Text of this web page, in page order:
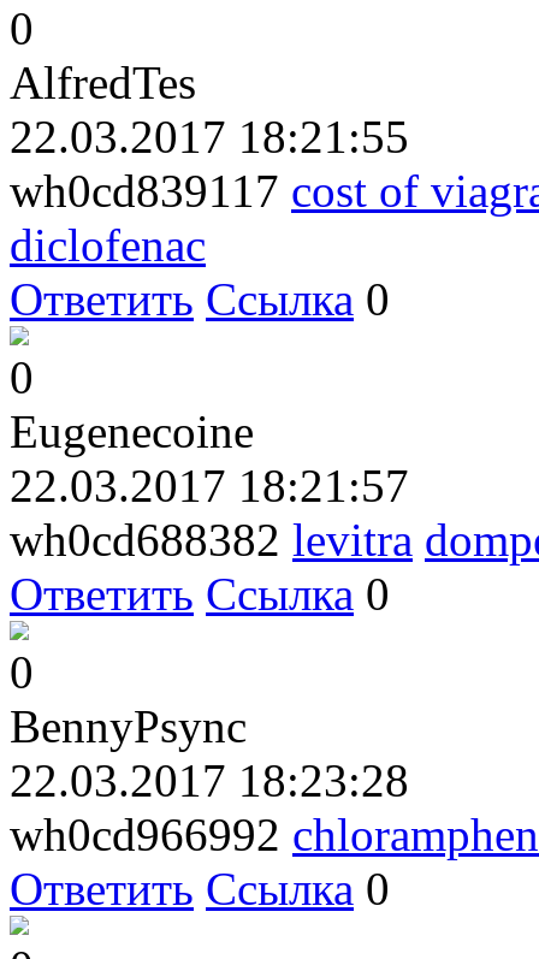
0
AlfredTes
22.03.2017 18:21:55
wh0cd839117 cost of
diclofenac
Ответить Ссылка 0
0
Eugenecoine
22.03.2017 18:21:57
wh0cd688382 levitra
Ответить Ссылка 0
0
BennyPsync
22.03.2017 18:23:28
wh0cd966992
Ответить Ссылка 0